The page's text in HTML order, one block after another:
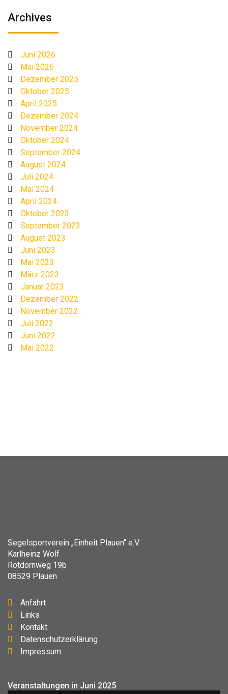
Archives
Juni 2026
Mai 2026
Dezember 2025
Oktober 2025
April 2025
Dezember 2024
November 2024
Oktober 2024
September 2024
August 2024
Juli 2024
Mai 2024
April 2024
Oktober 2023
September 2023
August 2023
Juni 2023
Mai 2023
März 2023
Januar 2023
Dezember 2022
November 2022
Juli 2022
Juni 2022
Mai 2022
Segelsportverein „Einheit Plauen“ e.V.
Karlheinz Wolf
Rotdornweg 19b
08529 Plauen
Anfahrt
Links
Kontakt
Datenschutzerklärung
Impressum
Veranstaltungen in Juni 2025